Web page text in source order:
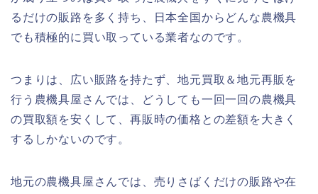
るだけの販路を多く持ち、日本全国からどんな農機具
でも積極的に買い取っている業者なのです。
つまりは、広い販路を持たず、地元買取＆地元再販を
行う農機具屋さんでは、どうしても一回一回の農機具
の買取額を安くして、再販時の価格との差額を大きく
するしかないのです。
地元の農機具屋さんでは、売りさばくだけの販路や在